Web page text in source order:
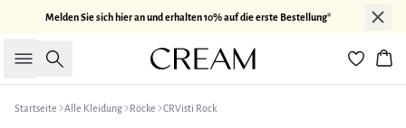
Melden Sie sich hier an und erhalten 10% auf die erste Bestellung*
Suche
Startseite Alle Kleidung Röcke CRVisti Rock